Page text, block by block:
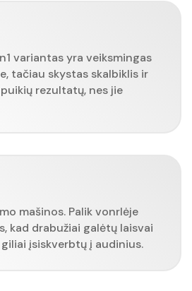
variantas yra veiksmingas
tačiau skystas skalbiklis ir
rezultatų, nes jie
mašinos. Palik vonrlėje
kad drabužiai galėtų laisvai
įsiskverbtų į audinius.